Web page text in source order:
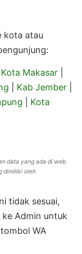
kota atau
Kota Makasar
Kab Jember
Kota
data yang ada di web
dimiliki oleh
tidak sesuai,
Admin untuk
WA